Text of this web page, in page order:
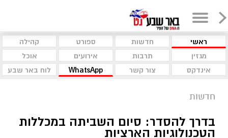
ראשי חדשות ספורט
קהילה
מגזין
תרבות אירועים
אוכל
אינדקס
צור קשר WhatsApp לוח באר שבע
חדשות
בדרך להסדר: סיום השביתה במכללות
הטכנולוגיות הארציות